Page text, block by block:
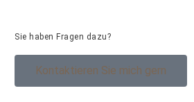
Sie haben Fragen dazu?
Kontaktieren Sie mich gern